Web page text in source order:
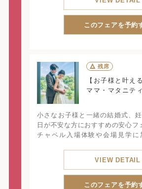
和装でチャペル挙式をしたい方
ミックスしたいカップルにおすす
このフェアを予約
△ 残席
【お子様と叶え
ママ・マタニテ
小さなお子様と一緒の結婚式、
日が不安な方におすすめの安心フ
チャペル入場体験や会場見学に
最短3ヶ月で結婚式が叶うプラン
ばフェア当日から打合せスタート
VIEW DETAIL
このフェアを予約